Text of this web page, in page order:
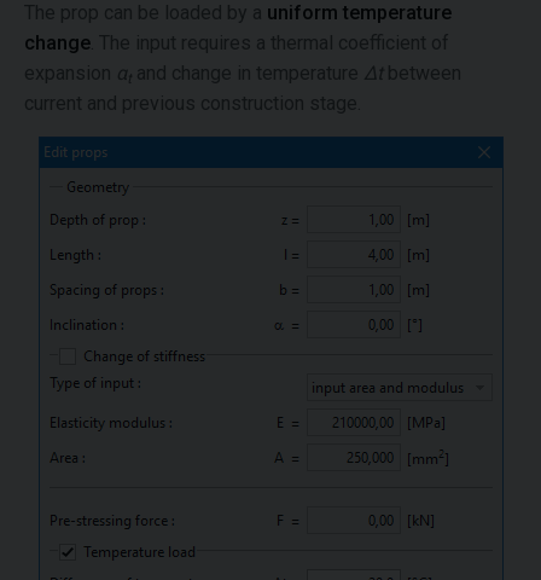
The prop can be loaded by a uniform temperature
change . The input requires a thermal coefficient of
expansion αt and change in temperature Δt between
current and previous construction stage.